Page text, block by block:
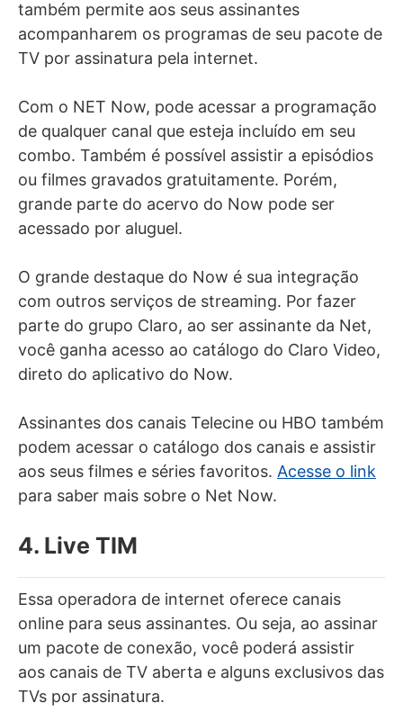
também permite aos seus assinantes
acompanharem os programas de seu pacote de
TV por assinatura pela internet.
Com o NET Now, pode acessar a programação
de qualquer canal que esteja incluído em seu
combo. Também é possível assistir a episódios
ou filmes gravados gratuitamente. Porém,
grande parte do acervo do Now pode ser
acessado por aluguel.
O grande destaque do Now é sua integração
com outros serviços de streaming. Por fazer
parte do grupo Claro, ao ser assinante da Net,
você ganha acesso ao catálogo do Claro Video,
direto do aplicativo do Now.
Assinantes dos canais Telecine ou HBO também
podem acessar o catálogo dos canais e assistir
aos seus filmes e séries favoritos. Acesse o link
para saber mais sobre o Net Now.
4. Live TIM
Essa operadora de internet oferece canais
online para seus assinantes. Ou seja, ao assinar
um pacote de conexão, você poderá assistir
aos canais de TV aberta e alguns exclusivos das
TVs por assinatura.